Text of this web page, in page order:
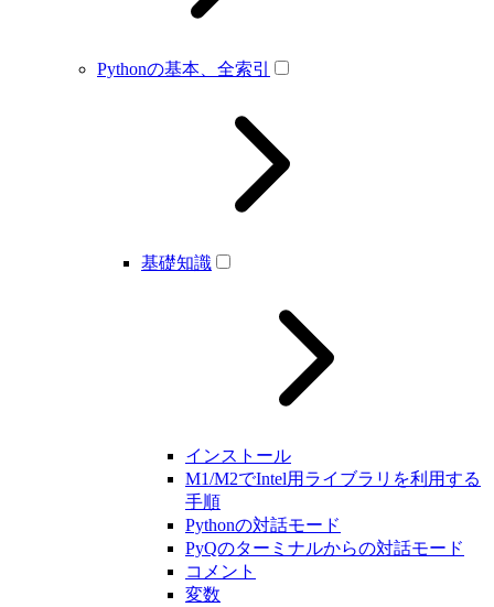
Pythonの基本、全索引
基礎知識
インストール
M1/M2でIntel用ライブラリを利用する
手順
Pythonの対話モード
PyQのターミナルからの対話モード
コメント
変数